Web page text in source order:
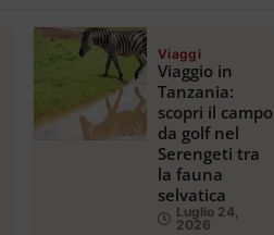
Viaggi
Viaggio in
Tanzania:
scopri il campo
da golf nel
Serengeti tra
la fauna
selvatica
Luglio 24,
2026